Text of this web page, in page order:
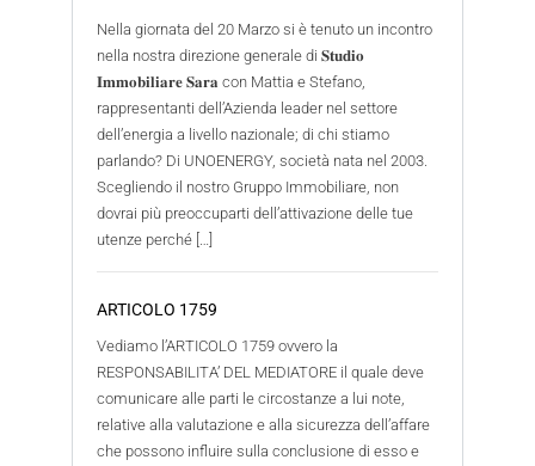
Nella giornata del 20 Marzo si è tenuto un incontro
nella nostra direzione generale di 𝐒𝐭𝐮𝐝𝐢𝐨
𝐈𝐦𝐦𝐨𝐛𝐢𝐥𝐢𝐚𝐫𝐞 𝐒𝐚𝐫𝐚 con Mattia e Stefano,
rappresentanti dell’Azienda leader nel settore
dell’energia a livello nazionale; di chi stiamo
parlando? Di UNOENERGY, società nata nel 2003.
Scegliendo il nostro Gruppo Immobiliare, non
dovrai più preoccuparti dell’attivazione delle tue
utenze perché […]
ARTICOLO 1759
Vediamo l’ARTICOLO 1759 ovvero la
RESPONSABILITA’ DEL MEDIATORE il quale deve
comunicare alle parti le circostanze a lui note,
relative alla valutazione e alla sicurezza dell’affare
che possono influire sulla conclusione di esso e